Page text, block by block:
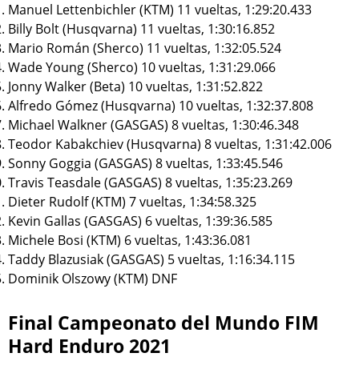
Manuel Lettenbichler (KTM) 11 vueltas, 1:29:20.433
Billy Bolt (Husqvarna) 11 vueltas, 1:30:16.852
Mario Román (Sherco) 11 vueltas, 1:32:05.524
Wade Young (Sherco) 10 vueltas, 1:31:29.066
Jonny Walker (Beta) 10 vueltas, 1:31:52.822
Alfredo Gómez (Husqvarna) 10 vueltas, 1:32:37.808
Michael Walkner (GASGAS) 8 vueltas, 1:30:46.348
Teodor Kabakchiev (Husqvarna) 8 vueltas, 1:31:42.006
Sonny Goggia (GASGAS) 8 vueltas, 1:33:45.546
Travis Teasdale (GASGAS) 8 vueltas, 1:35:23.269
Dieter Rudolf (KTM) 7 vueltas, 1:34:58.325
Kevin Gallas (GASGAS) 6 vueltas, 1:39:36.585
Michele Bosi (KTM) 6 vueltas, 1:43:36.081
Taddy Blazusiak (GASGAS) 5 vueltas, 1:16:34.115
Dominik Olszowy (KTM) DNF
Final Campeonato del Mundo FIM
Hard Enduro 2021